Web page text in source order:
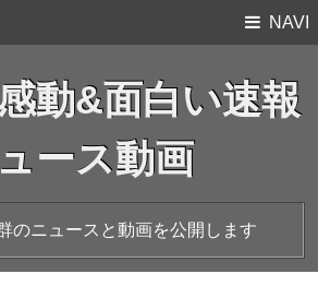
NAVI
動&面白い速報
ース動画
のニュースと動画を公開します